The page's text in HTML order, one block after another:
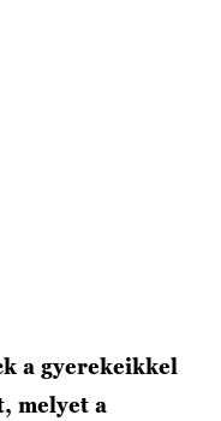
a gyerekeikkel
melyet a